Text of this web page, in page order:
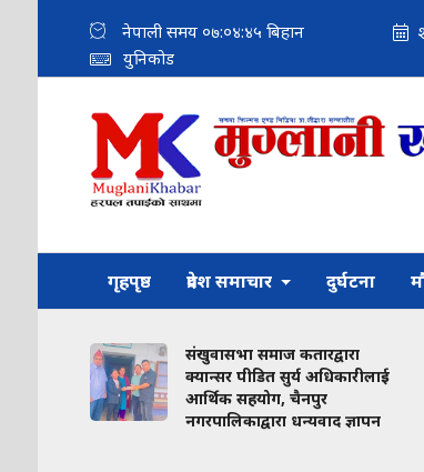
नेपाली समय ०७:०४:४७ बिहान
युनिकोड
गृहपृष्ठ प्रदेश समाचार दुर्घटना
संखुवासभा समाज कतारद्वारा
क्यान्सर पीडित सुर्य अधिकारीलाई
आर्थिक सहयोग, चैनपुर
नगरपालिकाद्वारा धन्यवाद ज्ञापन